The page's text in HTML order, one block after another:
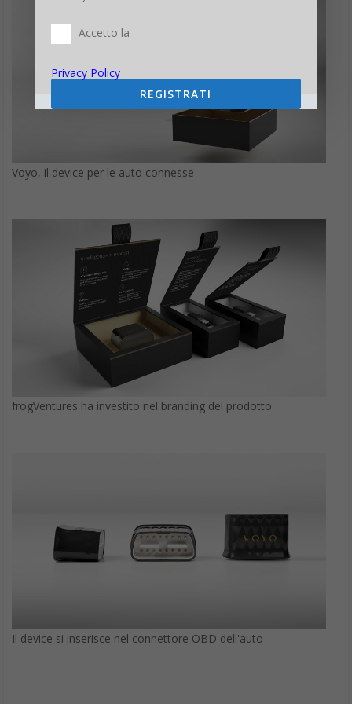
Voyo, il device per le auto connesse
frogVentures ha investito nel branding del prodotto
Il device si inserisce nel connettore OBD dell'auto
Accetto la
Privacy Policy
REGISTRATI